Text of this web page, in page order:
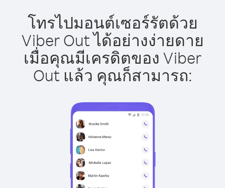
โทรไปมอนต์เซอร์รัตด้วย
Viber Out ได้อย่างง่ายดาย
เมื่อคุณมีเครดิตของ Viber
Out แล้ว คุณก็สามารถ: